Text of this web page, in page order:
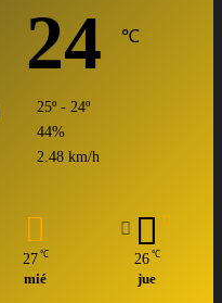
24 ℃
25º - 24º
44%
2.48 km/h
27 ℃
mié
26 ℃
jue